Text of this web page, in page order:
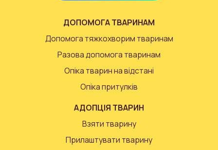
ДОПОМОГА ТВАРИНАМ
Допомога тяжкохворим тваринам
Разова допомога тваринам
Опіка тварин на відстані
Опіка притулків
АДОПЦІЯ ТВАРИН
Взяти тварину
Прилаштувати тварину